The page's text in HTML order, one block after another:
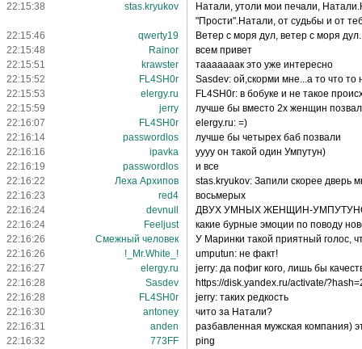
22:15:38
stas.kryukov
Натали, утоли мои печали,
"Прости".Натали, от судьбы и от
22:15:46
qwerty19
Ветер с моря дул, ветер с моря
22:15:48
Rainor
всем привет
22:15:51
krawster
тааааааак это уже интересно
22:15:52
FL4SH0r
Sasdev: ой,скорми мне...а то что то
22:15:53
elergy.ru
FL4SH0r: в бобуке и не такое
22:15:59
jerry
лучше бы вместо 2х женщин
22:16:07
FL4SH0r
elergy.ru: =)
22:16:14
passwordlos
лучше бы четырех баб позвали
22:16:16
ipavka
уууу он такой один Умпутун)
22:16:19
passwordlos
и все
22:16:22
Леха Архипов
stas.kryukov: Запили скорее дверь
22:16:23
red4
восьмерых
22:16:24
devnull
ДВУХ УМНЫХ ЖЕНЩИН-
22:16:24
Feeljust
какие бурные эмоции по поводу
22:16:26
Смежный человек
У Маринки такой приятный голос,
22:16:26
!_Mr.White_!
umputun: не факт!
22:16:27
elergy.ru
jerry: да пофиг кого, лишь бы
22:16:28
Sasdev
https://disk.yandex.ru/activate/
22:16:28
FL4SH0r
jerry: таких редкость
22:16:30
antoney
чито за Натали?
22:16:31
anden
разбавленная мужская компания)
22:16:32
773FF
ping